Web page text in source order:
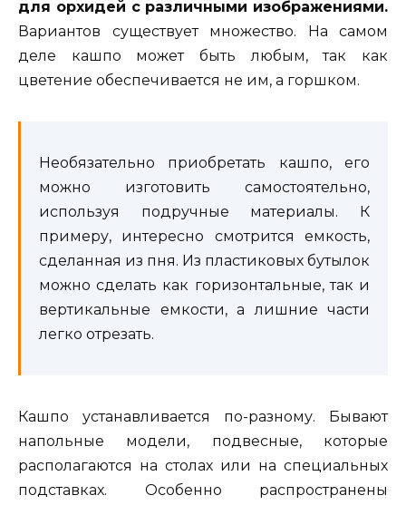
для орхидей с различными изображениями.
Вариантов существует множество. На самом
деле кашпо может быть любым, так как
цветение обеспечивается не им, а горшком.
Необязательно приобретать кашпо, его
можно изготовить самостоятельно,
используя подручные материалы. К
примеру, интересно смотрится емкость,
сделанная из пня. Из пластиковых бутылок
можно сделать как горизонтальные, так и
вертикальные емкости, а лишние части
легко отрезать.
Кашпо устанавливается по-разному. Бывают
напольные модели, подвесные, которые
располагаются на столах или на специальных
подставках. Особенно распространены